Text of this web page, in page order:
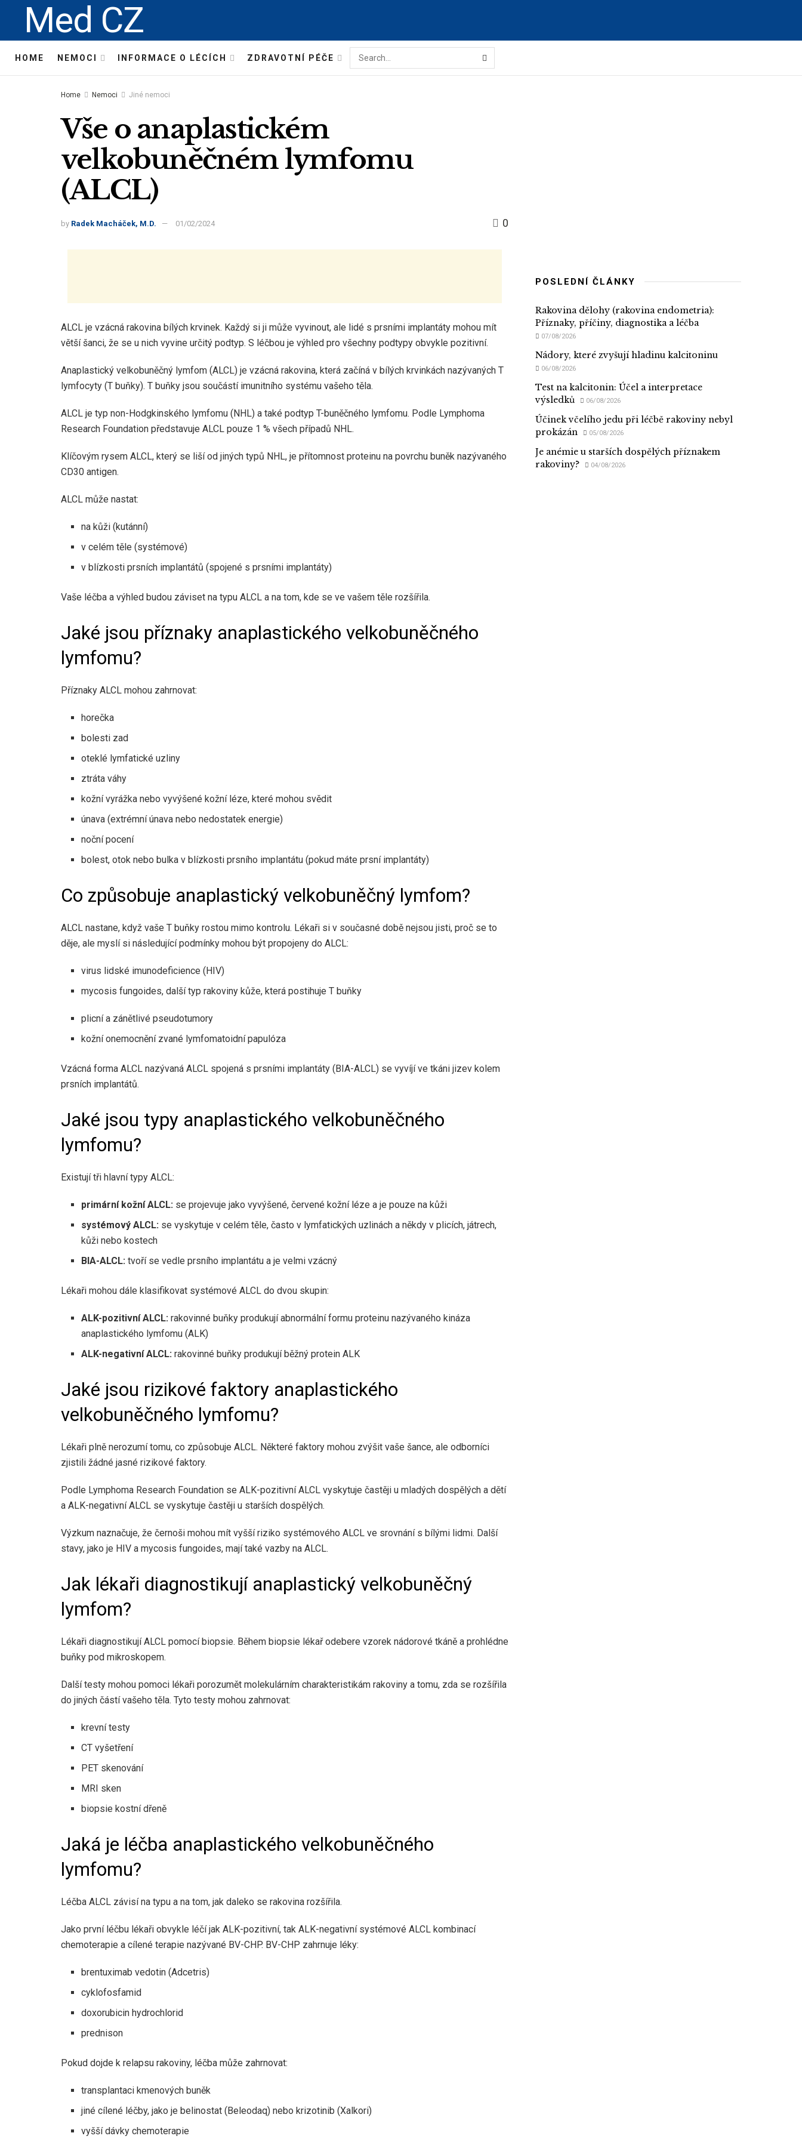
Med CZ
HOME NEMOCI INFORMACE O LÉCÍCH ZDRAVOTNÍ PÉČE
Home Nemoci Jiné nemoci
Vše o anaplastickém
velkobuněčném lymfomu
(ALCL)
by Radek Macháček, M.D. 01/02/2024 0
ALCL je vzácná rakovina bílých krvinek. Každý si ji může vyvinout, ale lidé s prsními implantáty mohou mít
větší šanci, že se u nich vyvine určitý podtyp. S léčbou je výhled pro všechny podtypy obvykle pozitivní.
Anaplastický velkobuněčný lymfom (ALCL) je vzácná rakovina, která začíná v bílých krvinkách nazývaných T
lymfocyty (T buňky). T buňky jsou součástí imunitního systému vašeho těla.
ALCL je typ non-Hodgkinského lymfomu (NHL) a také podtyp T-buněčného lymfomu. Podle Lymphoma
Research Foundation představuje ALCL pouze 1 % všech případů NHL.
Klíčovým rysem ALCL, který se liší od jiných typů NHL, je přítomnost proteinu na povrchu buněk nazývaného
CD30 antigen.
ALCL může nastat:
na kůži (kutánní)
v celém těle (systémové)
v blízkosti prsních implantátů (spojené s prsními implantáty)
Vaše léčba a výhled budou záviset na typu ALCL a na tom, kde se ve vašem těle rozšířila.
Jaké jsou příznaky anaplastického velkobuněčného
lymfomu?
Příznaky ALCL mohou zahrnovat:
horečka
bolesti zad
oteklé lymfatické uzliny
ztráta váhy
kožní vyrážka nebo vyvýšené kožní léze, které mohou svědit
únava (extrémní únava nebo nedostatek energie)
noční pocení
bolest, otok nebo bulka v blízkosti prsního implantátu (pokud máte prsní implantáty)
Co způsobuje anaplastický velkobuněčný lymfom?
ALCL nastane, když vaše T buňky rostou mimo kontrolu. Lékaři si v současné době nejsou jisti, proč se to
děje, ale myslí si následující podmínky mohou být propojeny do ALCL:
virus lidské imunodeficience (HIV)
mycosis fungoides, další typ rakoviny kůže, která postihuje T buňky
plicní a zánětlivé pseudotumory
kožní onemocnění zvané lymfomatoidní papulóza
Vzácná forma ALCL nazývaná ALCL spojená s prsními implantáty (BIA-ALCL) se vyvíjí ve tkáni jizev kolem
prsních implantátů.
Jaké jsou typy anaplastického velkobuněčného
lymfomu?
Existují tři hlavní typy ALCL:
primární kožní ALCL: se projevuje jako vyvýšené, červené kožní léze a je pouze na kůži
systémový ALCL: se vyskytuje v celém těle, často v lymfatických uzlinách a někdy v plicích, játrech,
kůži nebo kostech
BIA-ALCL: tvoří se vedle prsního implantátu a je velmi vzácný
Lékaři mohou dále klasifikovat systémové ALCL do dvou skupin:
ALK-pozitivní ALCL: rakovinné buňky produkují abnormální formu proteinu nazývaného kináza
anaplastického lymfomu (ALK)
ALK-negativní ALCL: rakovinné buňky produkují běžný protein ALK
Jaké jsou rizikové faktory anaplastického
velkobuněčného lymfomu?
Lékaři plně nerozumí tomu, co způsobuje ALCL. Některé faktory mohou zvýšit vaše šance, ale odborníci
zjistili žádné jasné rizikové faktory.
Podle Lymphoma Research Foundation se ALK-pozitivní ALCL vyskytuje častěji u mladých dospělých a dětí
a ALK-negativní ALCL se vyskytuje častěji u starších dospělých.
Výzkum naznačuje, že černoši mohou mít vyšší riziko systémového ALCL ve srovnání s bílými lidmi. Další
stavy, jako je HIV a mycosis fungoides, mají také vazby na ALCL.
Jak lékaři diagnostikují anaplastický velkobuněčný
lymfom?
Lékaři diagnostikují ALCL pomocí biopsie. Během biopsie lékař odebere vzorek nádorové tkáně a prohlédne
buňky pod mikroskopem.
Další testy mohou pomoci lékaři porozumět molekulárním charakteristikám rakoviny a tomu, zda se rozšířila
do jiných částí vašeho těla. Tyto testy mohou zahrnovat:
krevní testy
CT vyšetření
PET skenování
MRI sken
biopsie kostní dřeně
Jaká je léčba anaplastického velkobuněčného
lymfomu?
Léčba ALCL závisí na typu a na tom, jak daleko se rakovina rozšířila.
Jako první léčbu lékaři obvykle léčí jak ALK-pozitivní, tak ALK-negativní systémové ALCL kombinací
chemoterapie a cílené terapie nazývané BV-CHP. BV-CHP zahrnuje léky:
brentuximab vedotin (Adcetris)
cyklofosfamid
doxorubicin hydrochlorid
prednison
Pokud dojde k relapsu rakoviny, léčba může zahrnovat:
transplantaci kmenových buněk
jiné cílené léčby, jako je belinostat (Beleodaq) nebo krizotinib (Xalkori)
vyšší dávky chemoterapie
POSLEDNÍ ČLÁNKY
Rakovina dělohy (rakovina endometria):
Příznaky, příčiny, diagnostika a léčba
07/08/2026
Nádory, které zvyšují hladinu kalcitoninu
06/08/2026
Test na kalcitonin: Účel a interpretace
výsledků
06/08/2026
Účinek včelího jedu při léčbě rakoviny nebyl
prokázán
05/08/2026
Je anémie u starších dospělých příznakem
rakoviny?
04/08/2026